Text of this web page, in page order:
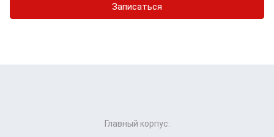
Записаться
Главный корпус: